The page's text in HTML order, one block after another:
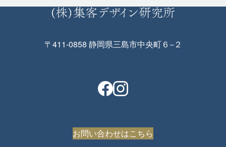
〒411-0858 静岡県三島市中央町６−２
お問い合わせはこちら